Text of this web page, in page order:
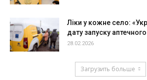
Ліки у кожне село:
дату запуску
28.02.2026
Загрузить больше